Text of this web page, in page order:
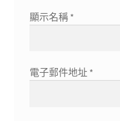
顯示名稱 *
電子郵件地址 *